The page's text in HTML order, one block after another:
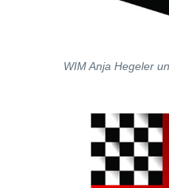
WIM Anja Hegeler